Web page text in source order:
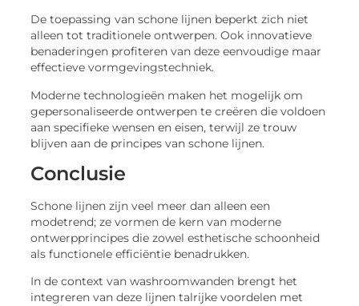
De toepassing van schone lijnen beperkt zich niet
alleen tot traditionele ontwerpen. Ook innovatieve
benaderingen profiteren van deze eenvoudige maar
effectieve vormgevingstechniek.
Moderne technologieën maken het mogelijk om
gepersonaliseerde ontwerpen te creëren die voldoen
aan specifieke wensen en eisen, terwijl ze trouw
blijven aan de principes van schone lijnen.
Conclusie
Schone lijnen zijn veel meer dan alleen een
modetrend; ze vormen de kern van moderne
ontwerpprincipes die zowel esthetische schoonheid
als functionele efficiëntie benadrukken.
In de context van washroomwanden brengt het
integreren van deze lijnen talrijke voordelen met